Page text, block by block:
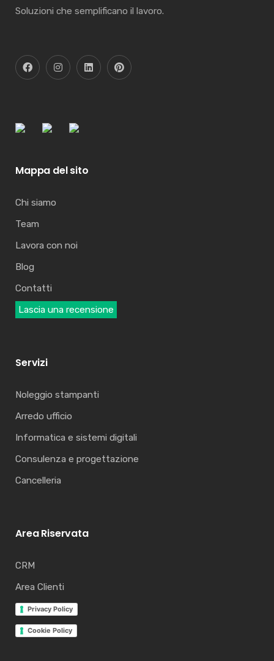
Soluzioni che semplificano il lavoro.
Mappa del sito
Chi siamo
Team
Lavora con noi
Blog
Contatti
Lascia una recensione
Servizi
Noleggio stampanti
Arredo ufficio
Informatica e sistemi digitali
Consulenza e progettazione
Cancelleria
Area Riservata
CRM
Area Clienti
Privacy Policy
Cookie Policy